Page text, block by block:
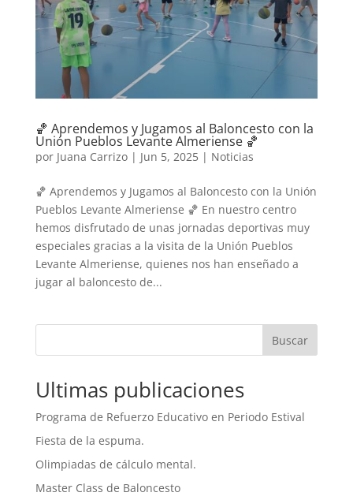
🏀 Aprendemos y Jugamos al Baloncesto con la
Unión Pueblos Levante Almeriense 🏀
por Juana Carrizo| Jun 5, 2025| Noticias
🏀 Aprendemos y Jugamos al Baloncesto con la Unión
Pueblos Levante Almeriense 🏀 En nuestro centro
hemos disfrutado de unas jornadas deportivas muy
especiales gracias a la visita de la Unión Pueblos
Levante Almeriense, quienes nos han enseñado a
jugar al baloncesto de...
Buscar
Ultimas publicaciones
Programa de Refuerzo Educativo en Periodo Estival
Fiesta de la espuma.
Olimpiadas de cálculo mental.
Master Class de Baloncesto